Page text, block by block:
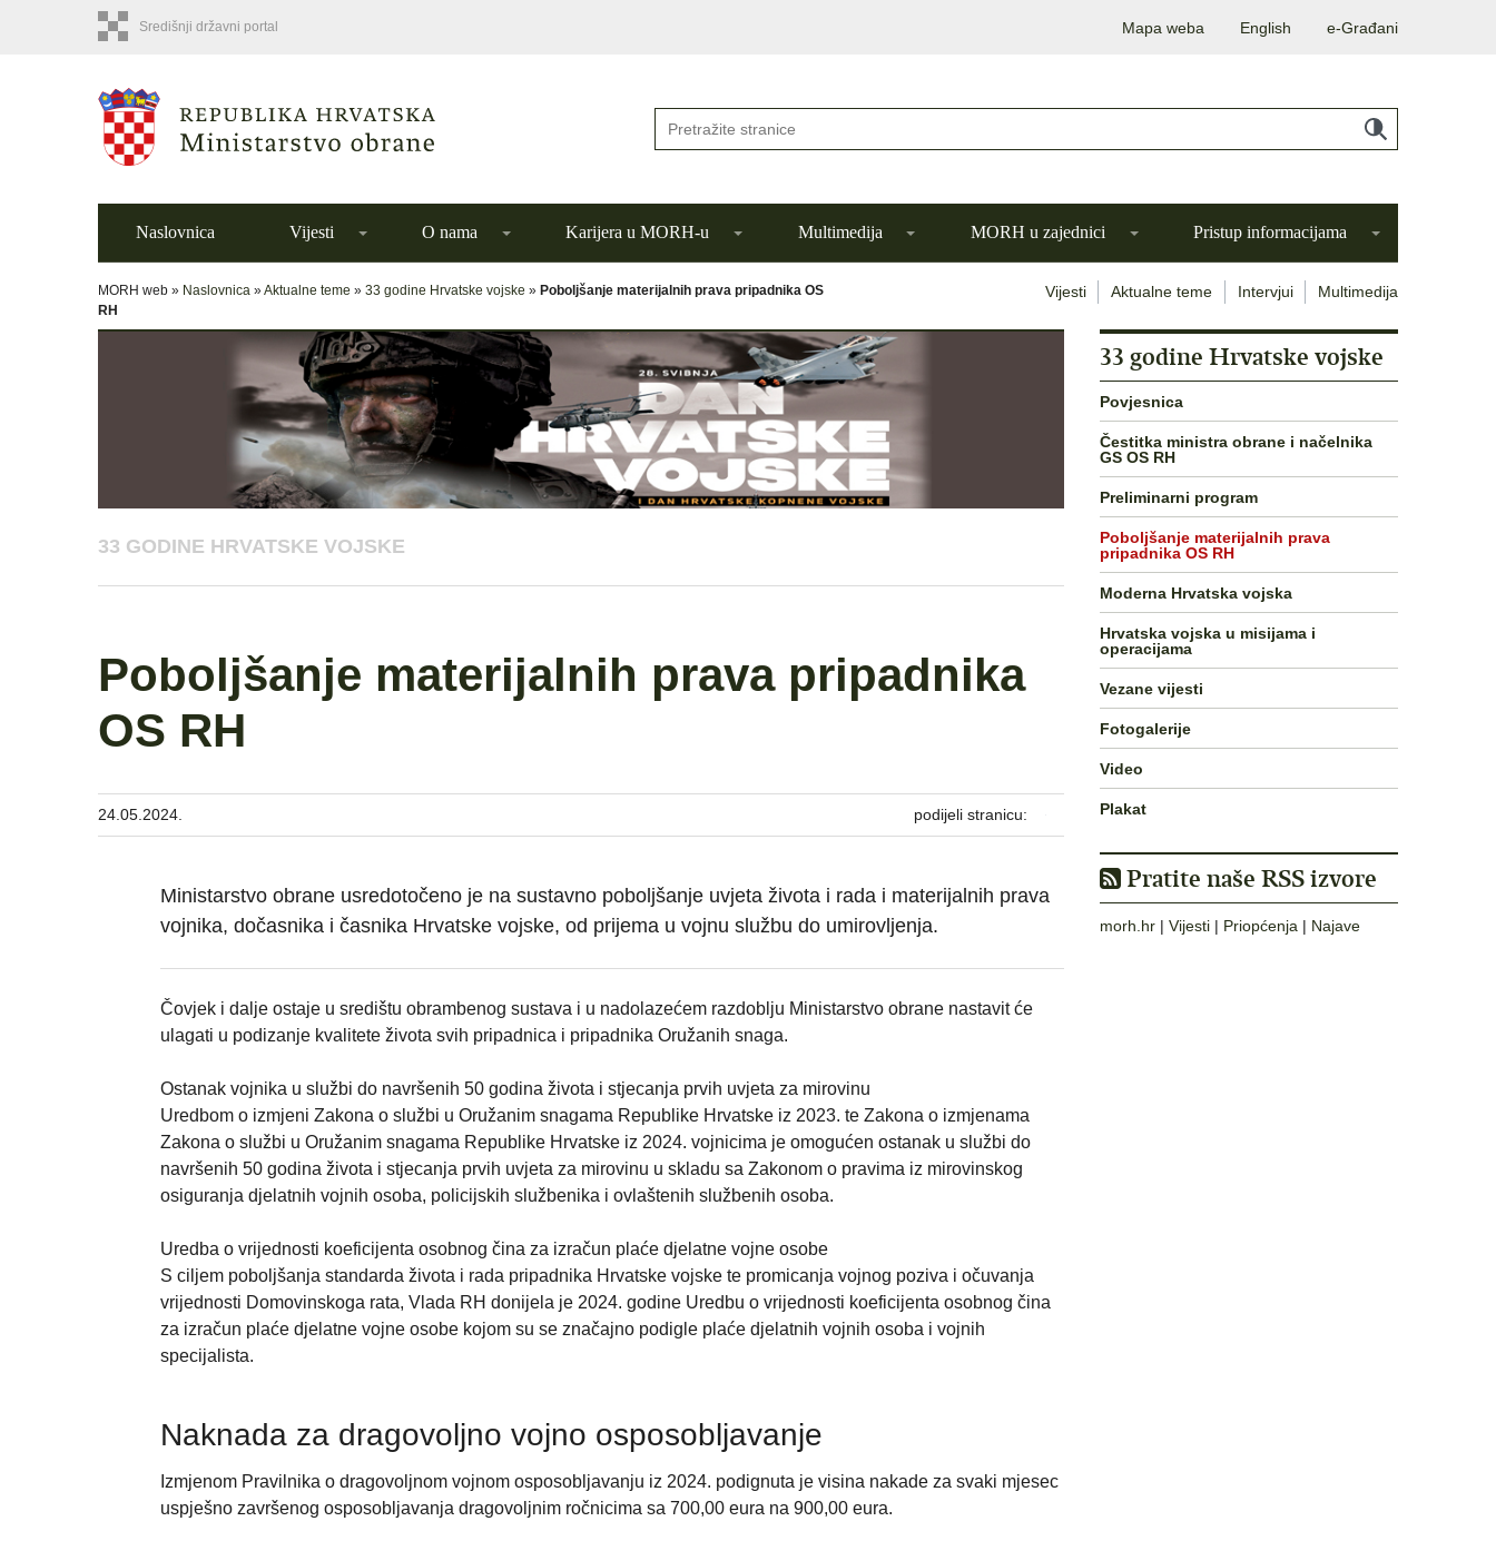
Središnji državni portal Mapa weba English e-Građani
Naslovnica Vijesti O nama Karijera u MORH-u Multimedija MORH u zajednici Pristup informacijama
MORH web » Naslovnica »Aktualne teme » 33 godine Hrvatske vojske » Poboljšanje materijalnih prava pripadnika OS
RH
Vijesti Aktualne teme Intervjui Multimedija
33 GODINE HRVATSKE VOJSKE
Poboljšanje materijalnih prava pripadnika
OS RH
24.05.2024. podijeli stranicu:
Ministarstvo obrane usredotočeno je na sustavno poboljšanje uvjeta života i rada i materijalnih prava
vojnika, dočasnika i časnika Hrvatske vojske, od prijema u vojnu službu do umirovljenja.
Čovjek i dalje ostaje u središtu obrambenog sustava i u nadolazećem razdoblju Ministarstvo obrane nastavit će
ulagati u podizanje kvalitete života svih pripadnica i pripadnika Oružanih snaga.
Ostanak vojnika u službi do navršenih 50 godina života i stjecanja prvih uvjeta za mirovinu
Uredbom o izmjeni Zakona o službi u Oružanim snagama Republike Hrvatske iz 2023. te Zakona o izmjenama
Zakona o službi u Oružanim snagama Republike Hrvatske iz 2024. vojnicima je omogućen ostanak u službi do
navršenih 50 godina života i stjecanja prvih uvjeta za mirovinu u skladu sa Zakonom o pravima iz mirovinskog
osiguranja djelatnih vojnih osoba, policijskih službenika i ovlaštenih službenih osoba.
Uredba o vrijednosti koeficijenta osobnog čina za izračun plaće djelatne vojne osobe
S ciljem poboljšanja standarda života i rada pripadnika Hrvatske vojske te promicanja vojnog poziva i očuvanja
vrijednosti Domovinskoga rata, Vlada RH donijela je 2024. godine Uredbu o vrijednosti koeficijenta osobnog čina
za izračun plaće djelatne vojne osobe kojom su se značajno podigle plaće djelatnih vojnih osoba i vojnih
specijalista.
Naknada za dragovoljno vojno osposobljavanje
Izmjenom Pravilnika o dragovoljnom vojnom osposobljavanju iz 2024. podignuta je visina nakade za svaki mjesec
uspješno završenog osposobljavanja dragovoljnim ročnicima sa 700,00 eura na 900,00 eura.
33 godine Hrvatske vojske
Povjesnica
Čestitka ministra obrane i načelnika
GS OS RH
Preliminarni program
Poboljšanje materijalnih prava
pripadnika OS RH
Moderna Hrvatska vojska
Hrvatska vojska u misijama i
operacijama
Vezane vijesti
Fotogalerije
Video
Plakat
Pratite naše RSS izvore
morh.hr | Vijesti | Priopćenja | Najave